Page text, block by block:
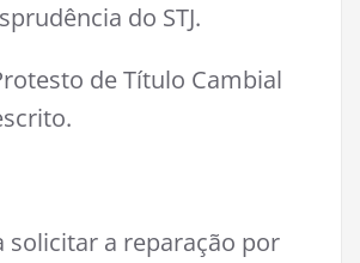
do STJ.
de Título Cambial
solicitar a reparação por